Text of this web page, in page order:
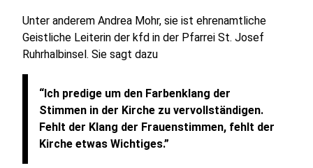
Unter anderem Andrea Mohr, sie ist ehrenamtliche
Geistliche Leiterin der kfd in der Pfarrei St. Josef
Ruhrhalbinsel. Sie sagt dazu
“Ich predige um den Farbenklang der
Stimmen in der Kirche zu vervollständigen.
Fehlt der Klang der Frauenstimmen, fehlt der
Kirche etwas Wichtiges.”